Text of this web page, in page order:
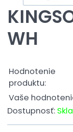
WH
Hodnotenie
produktu:
Vaše
Dostupnosť: